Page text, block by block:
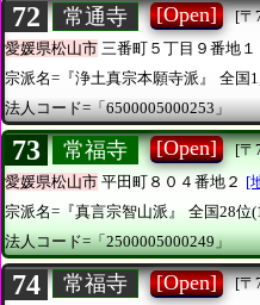
72 常通寺 [Open]
[〒
愛媛県松山市 三番町５丁目９番地１
宗派名=『浄土真宗本願寺派』
全国
法人コード=「6500005000253」
73 常福寺 [Open]
[〒
愛媛県松山市 平田町８０４番地２ [
宗派名=『真言宗智山派』
全国28位
法人コード=「2500005000249」
74 常福寺 [Open]
[〒